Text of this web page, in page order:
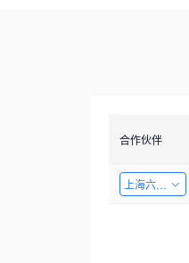
合作伙伴
上海六梓科技